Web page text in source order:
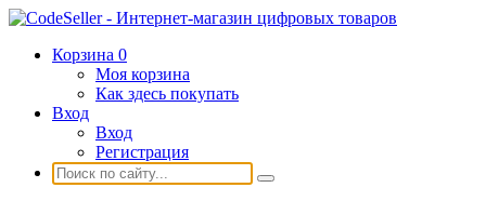
Корзина 0
Моя корзина
Как здесь покупать
Вход
Вход
Регистрация